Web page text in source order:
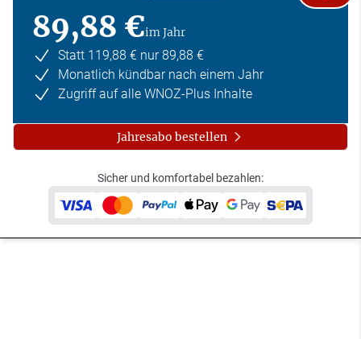
89,88 €im Jahr
Statt 119,88 € nur 89,88 €
Monatlich kündbar nach einem Jahr
Zugriff auf alle WNOZ-Plus Inhalte
Jahresabo bestellen
Sicher und komfortabel bezahlen: